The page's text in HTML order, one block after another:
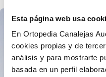
Esta página web usa
En Ortopedia Canalejas
cookies propias y de
análisis y para mostrarte
basada en un perfil